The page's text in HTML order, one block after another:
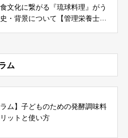
文化に繋がる『琉球料理』がう
・背景について【管理栄養士コ
ム
ラム】子どものための発酵調味料
ットと使い方